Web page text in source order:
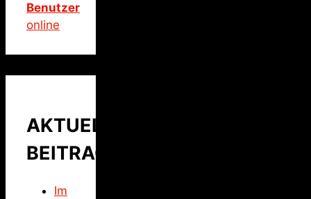
Benutzer
online
AKTUELLER
BEITRAG
Im